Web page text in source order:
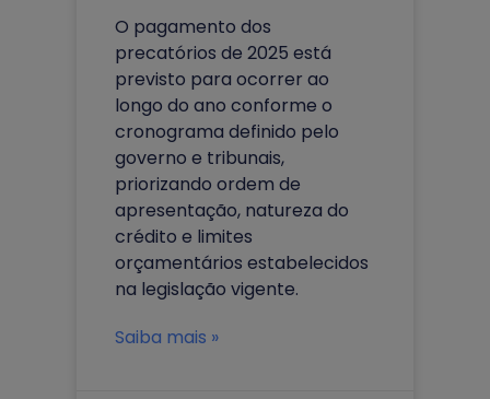
O pagamento dos
precatórios de 2025 está
previsto para ocorrer ao
longo do ano conforme o
cronograma definido pelo
governo e tribunais,
priorizando ordem de
apresentação, natureza do
crédito e limites
orçamentários estabelecidos
na legislação vigente.
Saiba mais »